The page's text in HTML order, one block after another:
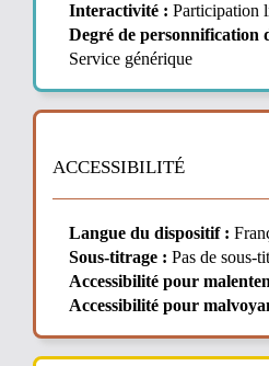
Interactivité : Participation
Degré de personnification
Service générique
ACCESSIBILITÉ
Langue du dispositif :
Sous-titrage : Pas de sous-
Accessibilité pour
Accessibilité pour